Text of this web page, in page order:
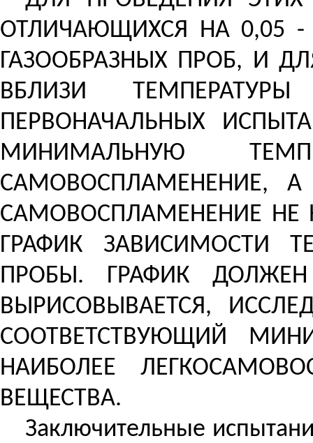
ОТЛИЧАЮЩИХСЯ НА 0,05
ГАЗООБРАЗНЫХ ПРОБ, И
ВБЛИЗИ
ПЕРВОНАЧАЛЬНЫХ
МИНИМАЛЬНУЮ
САМОВОСПЛАМЕНЕНИЕ,
САМОВОСПЛАМЕНЕНИЕ
ГРАФИК ЗАВИСИМОСТИ
ПРОБЫ. ГРАФИК
ВЫРИСОВЫВАЕТСЯ,
СООТВЕТСТВУЮЩИЙ
НАИБОЛЕЕ
ВЕЩЕСТВА.
Заключительные